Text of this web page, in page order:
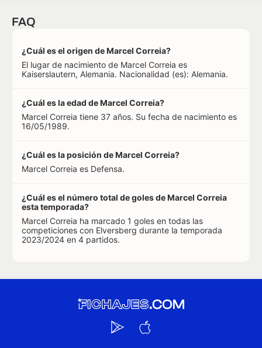
FAQ
¿Cuál es el origen de Marcel Correia?
El lugar de nacimiento de Marcel Correia es
Kaiserslautern, Alemania. Nacionalidad (es): Alemania.
¿Cuál es la edad de Marcel Correia?
Marcel Correia tiene 37 años. Su fecha de nacimiento es
16/05/1989.
¿Cuál es la posición de Marcel Correia?
Marcel Correia es Defensa.
¿Cuál es el número total de goles de Marcel Correia
esta temporada?
Marcel Correia ha marcado 1 goles en todas las
competiciones con Elversberg durante la temporada
2023/2024 en 4 partidos.